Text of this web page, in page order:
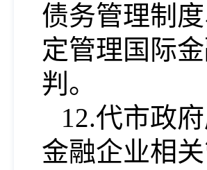
债务管理制
定管理国际
判。
12.代市政
金融企业相